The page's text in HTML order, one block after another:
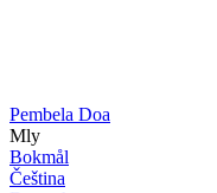
Pembela Doa
Mly
Bokmål
Čeština